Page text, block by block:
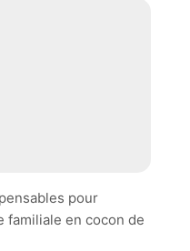
pour
en cocon de